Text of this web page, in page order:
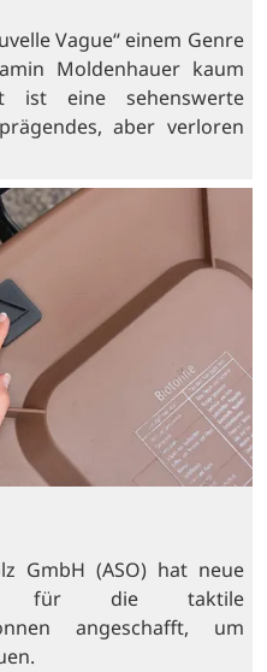
Vague“ einem Genre
Moldenhauer kaum
ist eine sehenswerte
aber verloren
GmbH (ASO) hat neue
für die taktile
angeschafft, um